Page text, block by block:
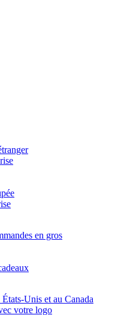
en gros
Unis et au Canada
votre logo